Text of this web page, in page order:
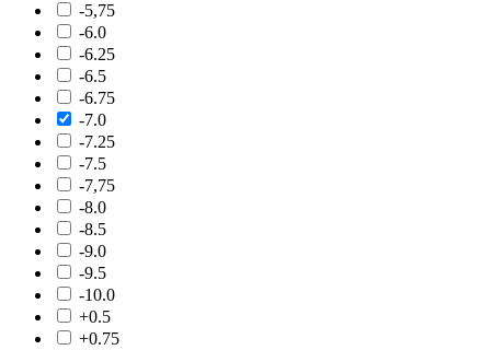
-5,75
-6.0
-6.25
-6.5
-6.75
-7.0
-7.25
-7.5
-7,75
-8.0
-8.5
-9.0
-9.5
-10.0
+0.5
+0.75